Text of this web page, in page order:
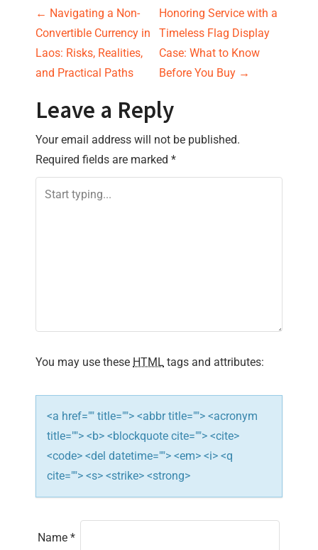
P
o
s
t
n
a
v
t
i
o
n
← Navigating a Non-
Convertible Currency in
Laos: Risks, Realities,
and Practical Paths
Honoring Service with a
Timeless Flag Display
Case: What to Know
Before You Buy →
Leave a Reply
Your email address will not be published.
Required fields are marked *
You may use these HTML tags and attributes:
<a href="" title=""> <abbr title=""> <acronym
title=""> <b> <blockquote cite=""> <cite>
<code> <del datetime=""> <em> <i> <q
cite=""> <s> <strike> <strong>
Name *